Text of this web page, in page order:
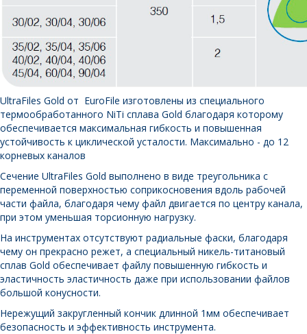
UltraFiles Gold от EuroFile изготовлены из специального
термообработанного NiTi сплава Gold благодаря которому
обеспечивается максимальная гибкость и повышенная
устойчивость к циклической усталости. Максимально - до 12
корневых каналов
Сечение UltraFiles Gold выполнено в виде треугольника с
переменной поверхностью соприкосновения вдоль рабочей
части файла, благодаря чему файл двигается по центру канала,
при этом уменьшая торсионную нагрузку.
На инструментах отсутствуют радиальные фаски, благодаря
чему он прекрасно режет, а специальный никель-титановый
сплав Gold обеспечивает файлу повышенную гибкость и
эластичность эластичность даже при использовании файлов
большой конусности.
Нережущий закругленный кончик длинной 1мм обеспечивает
безопасность и эффективность инструмента.